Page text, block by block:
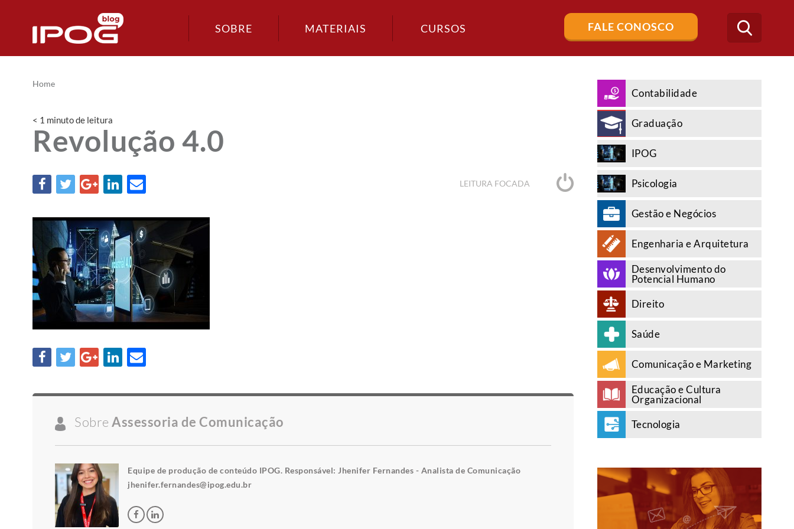
SOBRE MATERIAIS CURSOS FALE CONOSCO
Buscar
no
blog
Home
< 1 minutode leitura
Revolução 4.0
LEITURA FOCADA
Sobre Assessoria de Comunicação
Equipe de produção de conteúdo IPOG. Responsável: Jhenifer Fernandes - Analista de Comunicação
jhenifer.fernandes@ipog.edu.br
Contabilidade
Graduação
IPOG
Psicologia
Gestão e Negócios
Engenharia e Arquitetura
Desenvolvimento do
Potencial Humano
Direito
Saúde
Comunicação e Marketing
Educação e Cultura
Organizacional
Tecnologia